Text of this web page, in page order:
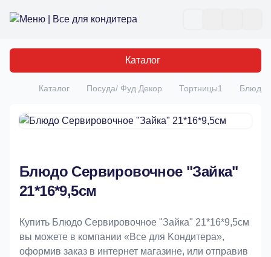
Все для кондитера
Каталог
Главная
Каталог Посуда/ Фуд Декор Тортницы1 Блюдо
Блюдо Сервировочное "Зайка"
21*16*9,5см
Купить Блюдо Сервировочное "Зайка" 21*16*9,5см
вы можете в компании «Bce для Koндитeрa»,
оформив заказ в интернет магазине, или отправив